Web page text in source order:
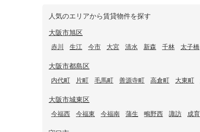
人気のエリアから賃貸物件を探す
大阪市旭区
赤川 生江 今市 大宮 清水 新森 千林 太子橋
大阪市都島区
内代町 片町 毛馬町 善源寺町 高倉町 大東町
大阪市城東区
今福西 今福東 今福南 蒲生 鴫野西 諏訪 成育